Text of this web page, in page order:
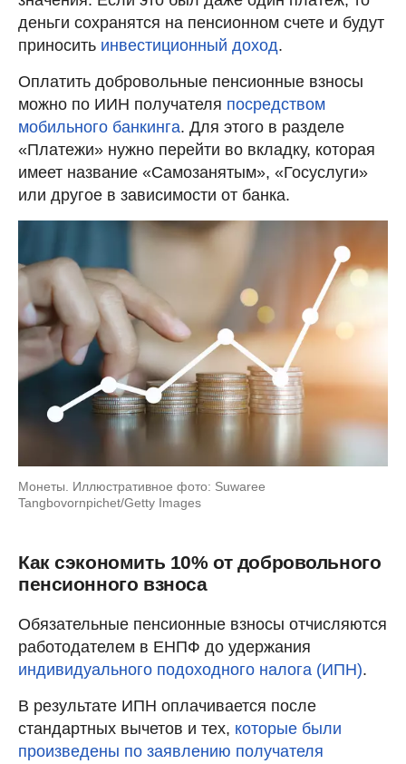
деньги сохранятся на пенсионном счете и будут
приносить инвестиционный доход.
Оплатить добровольные пенсионные взносы
можно по ИИН получателя посредством
мобильного банкинга. Для этого в разделе
«Платежи» нужно перейти во вкладку, которая
имеет название «Самозанятым», «Госуслуги»
или другое в зависимости от банка.
Монеты. Иллюстративное фото: Suwaree
Tangbovornpichet/Getty Images
Как сэкономить 10% от добровольного
пенсионного взноса
Обязательные пенсионные взносы отчисляются
работодателем в ЕНПФ до удержания
индивидуального подоходного налога (ИПН).
В результате ИПН оплачивается после
стандартных вычетов и тех, которые были
произведены по заявлению получателя